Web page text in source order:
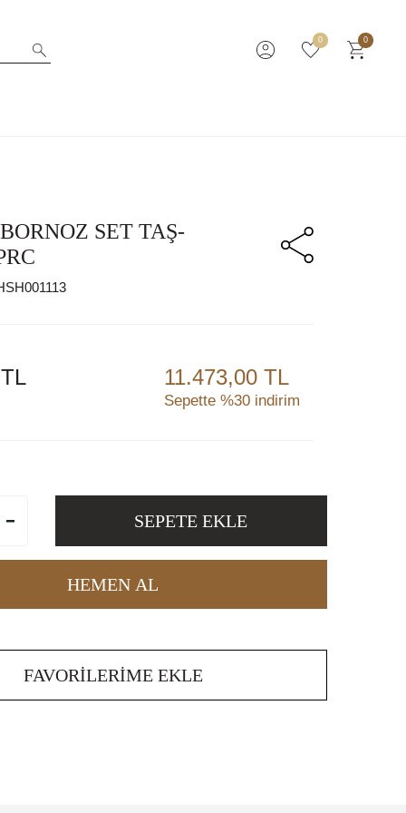
0 0
SET TAŞ-
11.473,00 TL
Sepette %30 indirim
SEPETE EKLE
HEMEN AL
FAVORILERIME EKLE